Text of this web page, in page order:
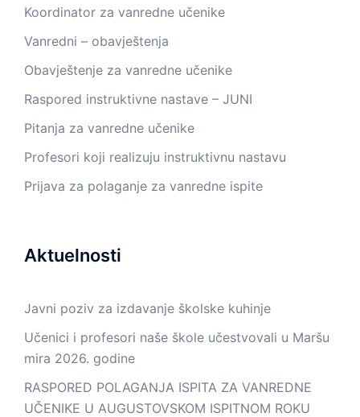
Koordinator za vanredne učenike
Vanredni – obavještenja
Obavještenje za vanredne učenike
Raspored instruktivne nastave – JUNI
Pitanja za vanredne učenike
Profesori koji realizuju instruktivnu nastavu
Prijava za polaganje za vanredne ispite
Aktuelnosti
Javni poziv za izdavanje školske kuhinje
Učenici i profesori naše škole učestvovali u Maršu
mira 2026. godine
RASPORED POLAGANJA ISPITA ZA VANREDNE
UČENIKE U AUGUSTOVSKOM ISPITNOM ROKU